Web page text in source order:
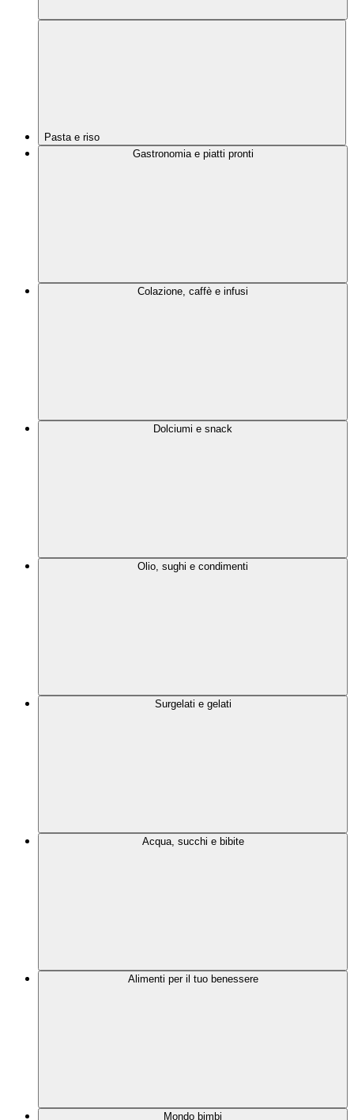
Pasta e riso
Gastronomia e piatti pronti
Colazione, caffè e infusi
Dolciumi e snack
Olio, sughi e condimenti
Surgelati e gelati
Acqua, succhi e bibite
Alimenti per il tuo benessere
Mondo bimbi